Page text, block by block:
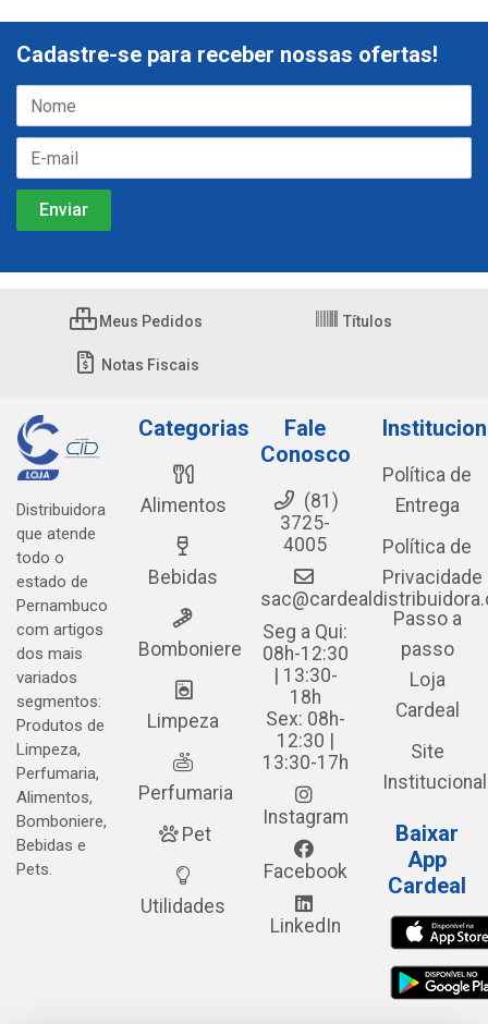
Cadastre-se para receber nossas ofertas!
Meus Pedidos Títulos
Notas Fiscais
Distribuidora
que atende
todo o
estado de
Pernambuco
com artigos
dos mais
variados
segmentos:
Produtos de
Limpeza,
Perfumaria,
Alimentos,
Bomboniere,
Bebidas e
Pets.
Categorias
Alimentos
Bebidas
Bomboniere
Limpeza
Perfumaria
Pet
Utilidades
Fale
Conosco
(81)
3725-
4005
Seg a Qui:
08h-12:30
| 13:30-
18h
Sex: 08h-
12:30 |
13:30-17h
Instagram
Facebook
LinkedIn
Política de
Entrega
Política de
Privacidade
Passo a
passo
Loja
Cardeal
Site
Institucional
Baixar
App
Cardeal